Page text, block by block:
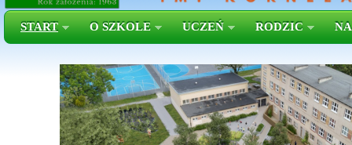
START O SZKOLE UCZEŃ RODZIC